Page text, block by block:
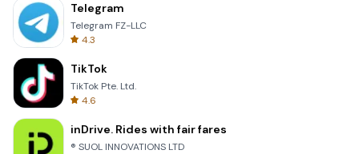
Telegram
Telegram FZ-LLC
4.3
TikTok
TikTok Pte. Ltd.
4.6
inDrive. Rides with fair fares
® SUOL INNOVATIONS LTD